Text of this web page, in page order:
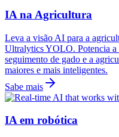
IA na Agricultura
Leva a visão AI para a
Ultralytics YOLO. Potencia a
seguimento de gado e a
maiores e mais inteligentes.
Sabe mais
IA em robótica